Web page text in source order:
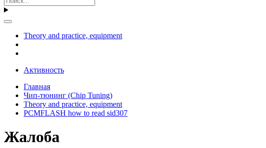
Theory and practice, equipment
Активность
Главная
Чип-тюнинг (Chip Tuning)
Theory and practice, equipment
PCMFLASH how to read sid307
Жалоба